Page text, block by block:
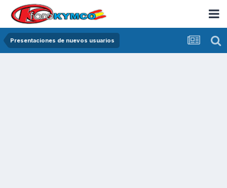
Presentaciones de nuevos usuarios